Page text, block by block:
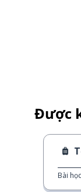
Được
Bài học